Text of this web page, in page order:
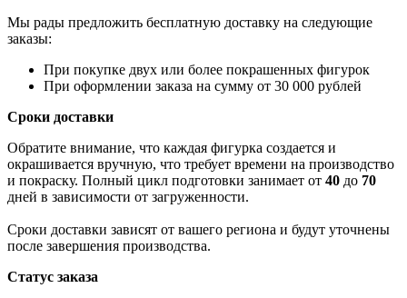
Мы рады предложить бесплатную доставку на следующие
заказы:
При покупке двух или более покрашенных фигурок
При оформлении заказа на сумму от 30 000 рублей
Сроки доставки
Обратите внимание, что каждая фигурка создается и
окрашивается вручную, что требует времени на производство
и покраску. Полный цикл подготовки занимает от 40 до 70
дней в зависимости от загруженности.
Сроки доставки зависят от вашего региона и будут уточнены
после завершения производства.
Статус заказа